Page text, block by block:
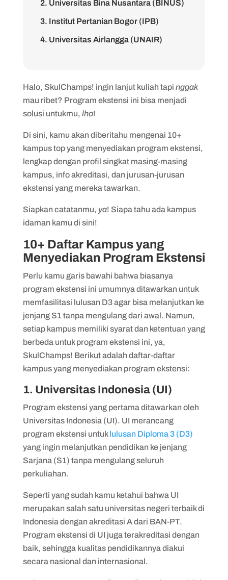
2. Universitas Bina Nusantara (BINUS)
3. Institut Pertanian Bogor (IPB)
4. Universitas Airlangga (UNAIR)
8. Universitas Telkom
9. Universitas Bakrie
10. Institut Teknologi Sepuluh Nopember
(ITS)
11. Universitas Widyatama
Halo, SkulChamps! ingin lanjut kuliah tapi nggak
mau ribet? Program ekstensi ini bisa menjadi
solusi untukmu, lho!
Di sini, kamu akan diberitahu mengenai 10+
kampus top yang menyediakan program ekstensi,
lengkap dengan profil singkat masing-masing
kampus, info akreditasi, dan jurusan-jurusan
ekstensi yang mereka tawarkan.
Siapkan catatanmu, ya! Siapa tahu ada kampus
idaman kamu di sini!
10+ Daftar Kampus yang
Menyediakan Program Ekstensi
Perlu kamu garis bawahi bahwa biasanya
program ekstensi ini umumnya ditawarkan untuk
memfasilitasi lulusan D3 agar bisa melanjutkan ke
jenjang S1 tanpa mengulang dari awal. Namun,
setiap kampus memiliki syarat dan ketentuan yang
berbeda untuk program ekstensi ini, ya,
SkulChamps! Berikut adalah daftar-daftar
kampus yang menyediakan program ekstensi:
1. Universitas Indonesia (UI)
Program ekstensi yang pertama ditawarkan oleh
Universitas Indonesia (UI). UI merancang
program ekstensi untuklulusan Diploma 3 (D3)
yang ingin melanjutkan pendidikan ke jenjang
Sarjana (S1) tanpa mengulang seluruh
perkuliahan.
Seperti yang sudah kamu ketahui bahwa UI
merupakan salah satu universitas negeri terbaik di
Indonesia dengan akreditasi A dari BAN-PT.
Program ekstensi di UI juga terakreditasi dengan
baik, sehingga kualitas pendidikannya diakui
secara nasional dan internasional.